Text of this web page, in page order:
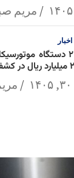
مریم
اخبار
توقیف ۲ دستگاه